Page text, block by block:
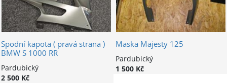
Spodní kapota ( pravá strana )
BMW S 1000 RR
Pardubický
2 500 Kč
Maska Majesty 125
Pardubický
1 500 Kč